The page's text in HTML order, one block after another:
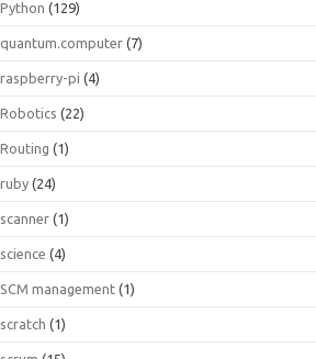
Python (129)
quantum.computer (7)
raspberry-pi (4)
Robotics (22)
Routing (1)
ruby (24)
scanner (1)
science (4)
SCM management (1)
scratch (1)